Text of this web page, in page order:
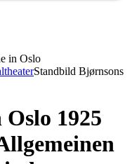
in Oslo
Standbild Bjørnsons
1925